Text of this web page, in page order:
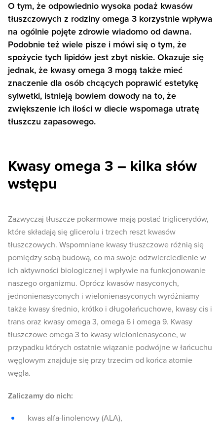
O tym, że odpowiednio wysoka podaż kwasów
tłuszczowych z rodziny omega 3 korzystnie wpływa
na ogólnie pojęte zdrowie wiadomo od dawna.
Podobnie też wiele pisze i mówi się o tym, że
spożycie tych lipidów jest zbyt niskie. Okazuje się
jednak, że kwasy omega 3 mogą także mieć
znaczenie dla osób chcących poprawić estetykę
sylwetki, istnieją bowiem dowody na to, że
zwiększenie ich ilości w diecie wspomaga utratę
tłuszczu zapasowego.
Kwasy omega 3 – kilka słów
wstępu
Zazwyczaj tłuszcze pokarmowe mają postać triglicerydów,
które składają się glicerolu i trzech reszt kwasów
tłuszczowych. Wspomniane kwasy tłuszczowe różnią się
pomiędzy sobą budową, co ma swoje odzwierciedlenie w
ich aktywności biologicznej i wpływie na funkcjonowanie
naszego organizmu. Oprócz kwasów nasyconych,
jednonienasyconych i wielonienasyconych wyróżniamy
także kwasy średnio, krótko i długołańcuchowe, kwasy cis i
trans oraz kwasy omega 3, omega 6 i omega 9. Kwasy
tłuszczowe omega 3 to kwasy wielonienasycone, w
przypadku których ostatnie wiązanie podwójne w łańcuchu
węglowym znajduje się przy trzecim od końca atomie
węgla.
Zaliczamy do nich:
kwas alfa-linolenowy (ALA),